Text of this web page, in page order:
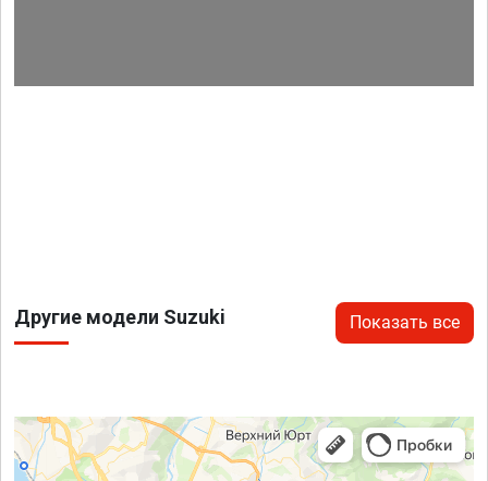
Другие модели Suzuki Показать все